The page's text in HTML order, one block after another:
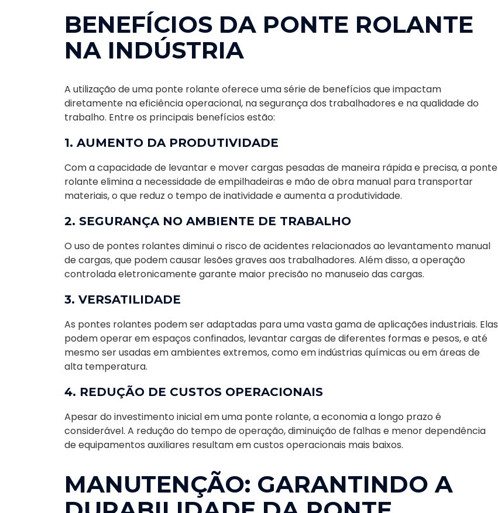
BENEFÍCIOS DA PONTE ROLANTE
NA INDÚSTRIA
A utilização de uma ponte rolante oferece uma série de benefícios que impactam
diretamente na eficiência operacional, na segurança dos trabalhadores e na qualidade do
trabalho. Entre os principais benefícios estão:
1. AUMENTO DA PRODUTIVIDADE
Com a capacidade de levantar e mover cargas pesadas de maneira rápida e precisa, a ponte
rolante elimina a necessidade de empilhadeiras e mão de obra manual para transportar
materiais, o que reduz o tempo de inatividade e aumenta a produtividade.
2. SEGURANÇA NO AMBIENTE DE TRABALHO
O uso de pontes rolantes diminui o risco de acidentes relacionados ao levantamento manual
de cargas, que podem causar lesões graves aos trabalhadores. Além disso, a operação
controlada eletronicamente garante maior precisão no manuseio das cargas.
3. VERSATILIDADE
As pontes rolantes podem ser adaptadas para uma vasta gama de aplicações industriais. Elas
podem operar em espaços confinados, levantar cargas de diferentes formas e pesos, e até
mesmo ser usadas em ambientes extremos, como em indústrias químicas ou em áreas de
alta temperatura.
4. REDUÇÃO DE CUSTOS OPERACIONAIS
Apesar do investimento inicial em uma ponte rolante, a economia a longo prazo é
considerável. A redução do tempo de operação, diminuição de falhas e menor dependência
de equipamentos auxiliares resultam em custos operacionais mais baixos.
MANUTENÇÃO: GARANTINDO A